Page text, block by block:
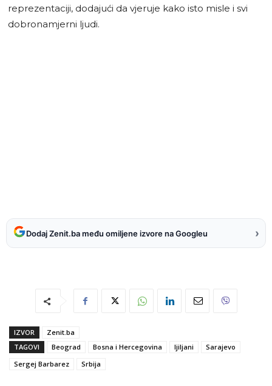
reprezentaciji, dodajući da vjeruje kako isto misle i svi
dobronamjerni ljudi.
Dodaj Zenit.ba među omiljene izvore na Googleu ›
IZVOR
Zenit.ba
TAGOVI
Beograd Bosna i Hercegovina ljiljani
Sarajevo
Sergej Barbarez
Srbija